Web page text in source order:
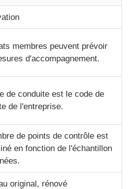
de Wincor
Hyosung
automatiques Fujitsu
automatiques Hitachi
de GRG
membres peuvent prévoir
d'accompagnement.
de conduite est le code de
de l'entreprise.
de points de contrôle est
en fonction de l'échantillon
original, rénové